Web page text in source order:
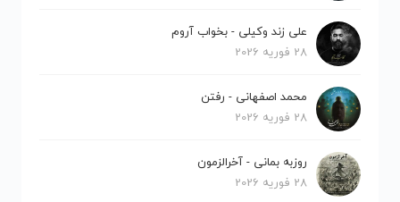
علی زند وکیلی - بخواب آروم
28 فوریه 2026
محمد اصفهانی - رفتن
28 فوریه 2026
روزبه بمانی - آخرالزمون
28 فوریه 2026